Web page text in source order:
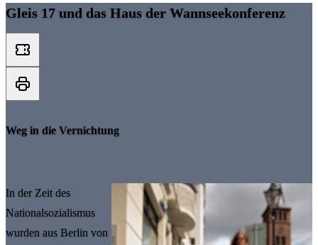
Gleis 17 und das Haus der Wannseekonferenz
Weg in die Vernichtung
In der Zeit des
Nationalsozialismus
wurden aus Berlin von